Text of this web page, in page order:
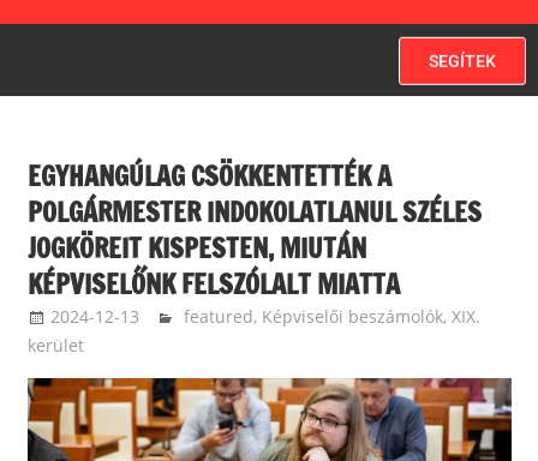
SEGÍTEK
EGYHANGÚLAG CSÖKKENTETTÉK A
POLGÁRMESTER INDOKOLATLANUL SZÉLES
JOGKÖREIT KISPESTEN, MIUTÁN
KÉPVISELŐNK FELSZÓLALT MIATTA
2024-12-13 langdavid
featured, Képviselői beszámolók, XIX.
kerület